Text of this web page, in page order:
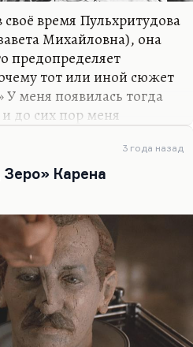
время Пульхритудова
Михайловна), она
предопределяет
тот или иной сюжет
У меня появилась тогда
до сих пор меня
то есть он должен
различных
сюжетную рамку. Ну,
я тогда, собственно, и
был такой доклад «Три
сюжете о
Грина, Цветаеву и
Мне кажется, что
символом добра,
3 года назад
Карена